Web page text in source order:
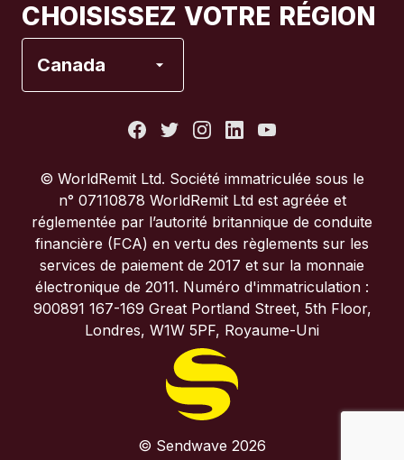
CHOISISSEZ VOTRE RÉGION
Canada
Italie
Portugal
Royaume-Uni
© WorldRemit Ltd. Société immatriculée sous le
n° 07110878 WorldRemit Ltd est agréée et
réglementée par l’autorité britannique de conduite
financière (FCA) en vertu des règlements sur les
services de paiement de 2017 et sur la monnaie
électronique de 2011. Numéro d'immatriculation :
900891 167-169 Great Portland Street, 5th Floor,
Londres, W1W 5PF, Royaume-Uni
© Sendwave 2026